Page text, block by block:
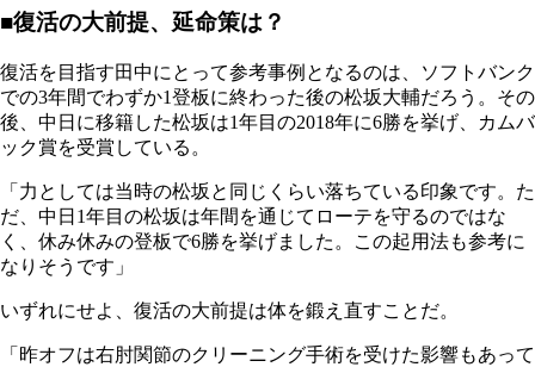
■復活の大前提、延命策は？
復活を目指す田中にとって参考事例となるのは、ソフトバンク
での3年間でわずか1登板に終わった後の松坂大輔だろう。その
後、中日に移籍した松坂は1年目の2018年に6勝を挙げ、カムバ
ック賞を受賞している。
「力としては当時の松坂と同じくらい落ちている印象です。た
だ、中日1年目の松坂は年間を通じてローテを守るのではな
く、休み休みの登板で6勝を挙げました。この起用法も参考に
なりそうです」
いずれにせよ、復活の大前提は体を鍛え直すことだ。
「昨オフは右肘関節のクリーニング手術を受けた影響もあって